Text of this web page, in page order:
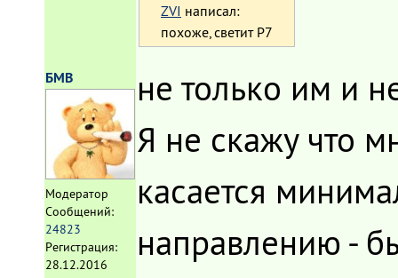
БМВ
Модератор
Сообщений:
24823
Регистрация:
28.12.2016
ZVI написал:
похоже, светит P7
не только им и
Я не скажу что
касается
направлению -